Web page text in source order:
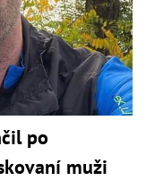
po
muži